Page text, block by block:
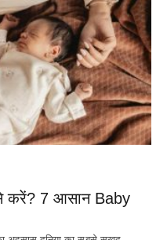
करें? 7 आसान Baby